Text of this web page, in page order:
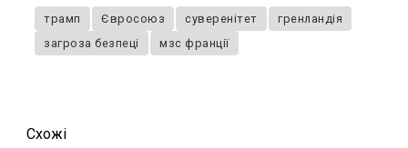
трамп Євросоюз суверенітет
гренландія
загроза безпеці
мзс франції
Схожi